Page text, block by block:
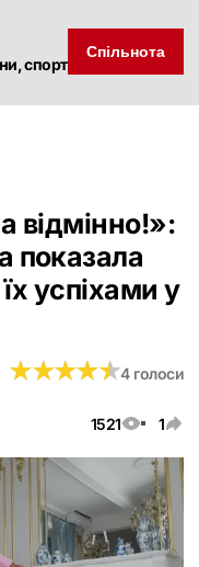
спорт
Спільнота
відмінно!»:
показала
успіхами у
1521 1
★★★★★
★★★★★4 голоси